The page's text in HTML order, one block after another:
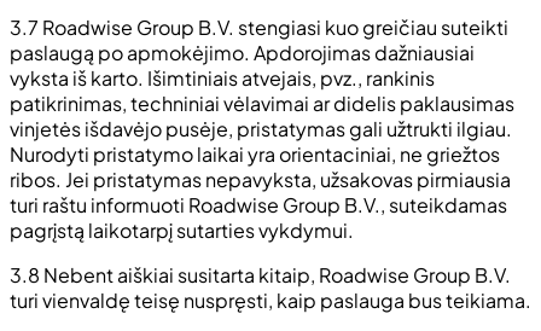
3.7 Roadwise Group B.V. stengiasi kuo greičiau suteikti
paslaugą po apmokėjimo. Apdorojimas dažniausiai
vyksta iš karto. Išimtiniais atvejais, pvz., rankinis
patikrinimas, techniniai vėlavimai ar didelis paklausimas
vinjetės išdavėjo pusėje, pristatymas gali užtrukti ilgiau.
Nurodyti pristatymo laikai yra orientaciniai, ne griežtos
ribos. Jei pristatymas nepavyksta, užsakovas pirmiausia
turi raštu informuoti Roadwise Group B.V., suteikdamas
pagrįstą laikotarpį sutarties vykdymui.
3.8 Nebent aiškiai susitarta kitaip, Roadwise Group B.V.
turi vienvaldę teisę nuspręsti, kaip paslauga bus teikiama.